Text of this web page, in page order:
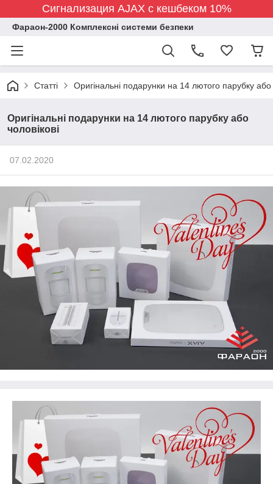
Сигнализация AJAX с кешбеком 10%
Фараон-2000 Комплексні системи безпеки
Статті Оригінальні подарунки на 14 лютого парубку або
Оригінальні подарунки на 14 лютого парубку або
чоловікові
07.02.2020